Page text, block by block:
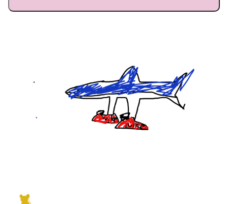
Arli (Romska)
Resanderomani (Romska)